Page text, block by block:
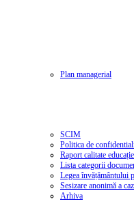
Plan managerial
SCIM
Politica de
Raport calitate educație
Lista categorii
Legea învățământului
Sesizare anonimă a
Arhiva